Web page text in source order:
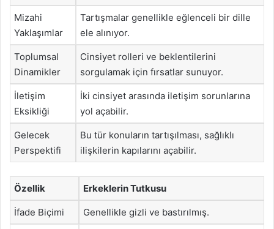
Mizahi
Yaklaşımlar
Tartışmalar genellikle eğlenceli bir dille
ele alınıyor.
Toplumsal
Dinamikler
Cinsiyet rolleri ve beklentilerini
sorgulamak için fırsatlar sunuyor.
İletişim
Eksikliği
İki cinsiyet arasında iletişim sorunlarına
yol açabilir.
Gelecek
Perspektifi
Bu tür konuların tartışılması, sağlıklı
ilişkilerin kapılarını açabilir.
Özellik Erkeklerin Tutkusu
İfade Biçimi Genellikle gizli ve bastırılmış.